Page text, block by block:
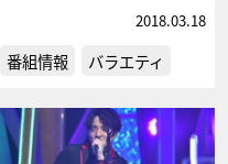
2018.03.18
番組情報 バラエティ